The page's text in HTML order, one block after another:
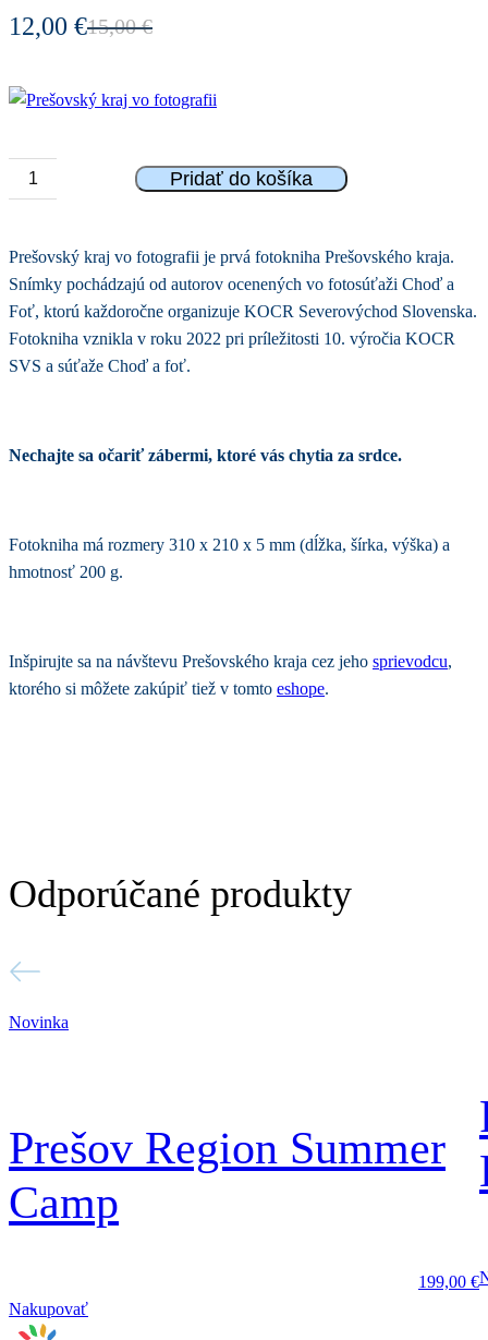
15,00€
cena
15,00 €.
12,00 €
cena
12,00 €.
množstvo
Prešovský
fotografii
Pridať do košíka
Prešovský kraj vo fotografii je prvá fotokniha Prešovského kraja.
Snímky pochádzajú od autorov ocenených vo fotosúťaži Choď a
Foť, ktorú každoročne organizuje KOCR Severovýchod Slovenska.
Fotokniha vznikla v roku 2022 pri príležitosti 10. výročia KOCR
SVS a súťaže Choď a foť.
Nechajte sa očariť zábermi, ktoré vás chytia za srdce.
Fotokniha má rozmery 310 x 210 x 5 mm (dĺžka, šírka, výška) a
hmotnosť 200 g.
Inšpirujte sa na návštevu Prešovského kraja cez jeho sprievodcu,
ktorého si môžete zakúpiť tiež v tomto eshope.
Odporúčané produkty
Novinka
Prešov Region Summer
Camp
199,00 €
Nakupovať